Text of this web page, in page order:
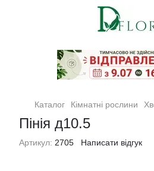
Кімнатні рослини та квіти
Каталог Кімнатні рослини
Пінія д10.5
Артикул: 2705 Написати відгук